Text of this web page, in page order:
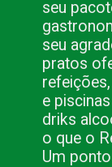
seu
seu
pratos
e
driks
o que o
Um